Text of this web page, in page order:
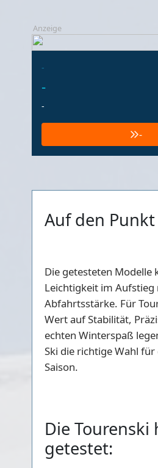
Anzeige
-
-
-
-
Auf den
Die getesteten Modelle
Leichtigkeit im
Abfahrtsstärke. Für
Wert auf Stabilität,
echten Winterspaß
Ski die richtige Wahl für
Saison.
Die Tourenski
getestet: